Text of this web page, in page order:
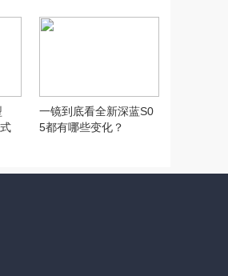
一镜到底看全新深蓝S0
5都有哪些变化？